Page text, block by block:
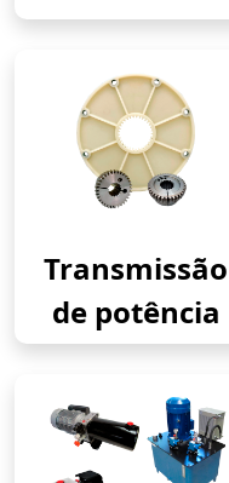
Transmissão
de potência